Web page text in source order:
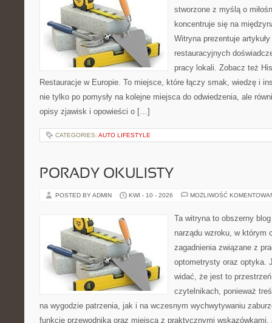
stworzone z myślą o
koncentruje się na
Witryna prezentuje
restauracyjnych
pracy lokali. Zobacz też
Restauracje w Europie. To miejsce, które łączy smak, wiedzę i
nie tylko po pomysły na kolejne miejsca do odwiedzenia, ale
opisy zjawisk i opowieści o […]
CATEGORIES: AUTO LIFESTYLE
PORADY OKULISTY
POSTED BY ADMIN KWI - 10 - 2026 MOŻLIWOŚĆ
Ta witryna to obszerny
narządu wzroku, w którym
zagadnienia związane z
optometrysty oraz optyka.
widać, że jest to
czytelnikach, ponieważ
na wygodzie patrzenia, jak i na wczesnym wychwytywaniu
funkcję przewodnika oraz miejsca z praktycznymi wskazówkami,